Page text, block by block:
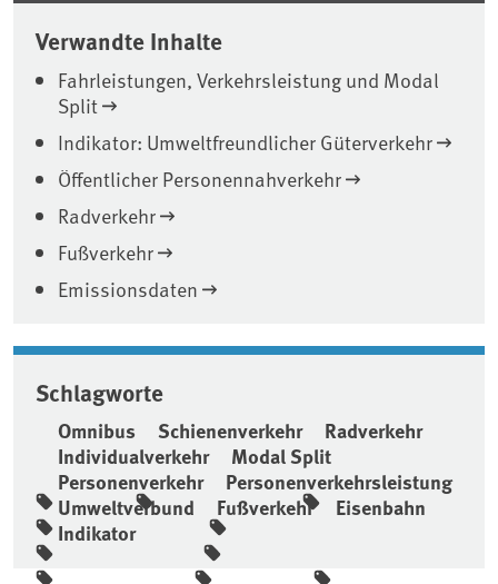
Verwandte Inhalte
Fahrleistungen, Verkehrsleistung und Modal
Split
Indikator: Umweltfreundlicher Güterverkehr
Öffentlicher Personennahverkehr
Radverkehr
Fußverkehr
Emissionsdaten
Schlagworte
Omnibus Schienenverkehr
Radverkehr
Individualverkehr
Modal Split
Personenverkehr
Personenverkehrsleistung
Umweltverbund
Fußverkehr
Eisenbahn
Indikator